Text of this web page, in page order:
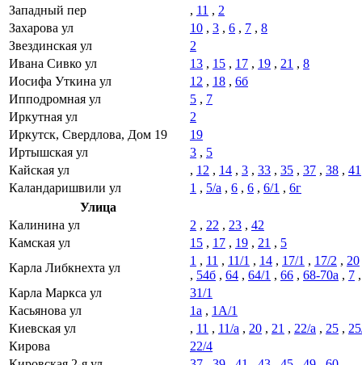
Западный пер
, 11 , 2
Захарова ул
10 , 3 , 6 , 7 , 8
Звездинская ул
2
Ивана Сивко ул
13 , 15 , 17 , 19 , 21 , 8
Иосифа Уткина ул
12 , 18 , 6б
Ипподромная ул
5 , 7
Иркутная ул
2
Иркутск, Свердлова, Дом 19
19
Иртышская ул
3 , 5
Кайская ул
, 12 , 14 , 3 , 33 , 35 , 37 , 38 , 41
Каландаришвили ул
1 , 5/а , 6 , 6 , 6/1 , 6г
Улица
Калинина ул
2 , 22 , 23 , 42
Камская ул
15 , 17 , 19 , 21 , 5
Карла Либкнехта ул
1 , 11 , 11/1 , 14 , 17/1 , 17/2 , 20
, 54б , 64 , 64/1 , 66 , 68-70а , 7
Карла Маркса ул
31/1
Касьянова ул
1а , 1А/1
Киевская ул
, 11 , 11/а , 20 , 21 , 22/а , 25 ,
Кирова
22/4